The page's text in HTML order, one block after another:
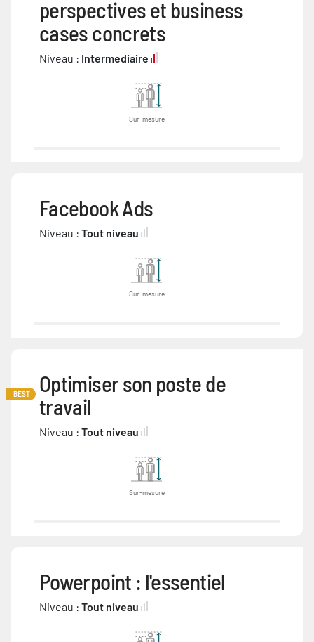
perspectives et business
cases concrets
Niveau : Intermediaire
Sur-mesure
Facebook Ads
Niveau : Tout niveau
Sur-mesure
BEST
Optimiser son poste de
travail
Niveau : Tout niveau
Sur-mesure
Powerpoint : l'essentiel
Niveau : Tout niveau